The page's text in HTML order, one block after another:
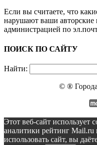
Если вы считаете, что
нарушают ваши авторские
администрацией по
ПОИСК ПО САЙТУ
Найти:
© ®
Этот веб-сайт использует
аналитики рейтинг
использовать сайт, вы